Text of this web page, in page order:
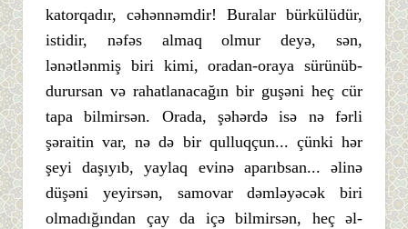
katorqadır, cəhənnəmdir! Buralar bürkülüdür,
istidir, nəfəs almaq olmur deyə, sən,
lənətlənmiş biri kimi, oradan-oraya sürünüb-
durursan və rahatlanacağın bir guşəni heç cür
tapa bilmirsən. Orada, şəhərdə isə nə fərli
şəraitin var, nə də bir qulluqçun... çünki hər
şeyi daşıyıb, yaylaq evinə aparıbsan... əlinə
düşəni yeyirsən, samovar dəmləyəcək biri
olmadığından çay da içə bilmirsən, heç əl-